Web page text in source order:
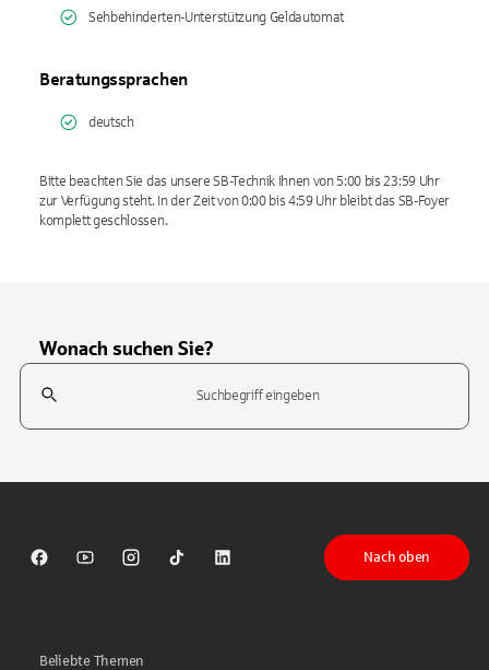
Sehbehinderten-Unterstützung Geldautomat
Beratungssprachen
deutsch
Bitte beachten Sie das unsere SB-Technik Ihnen von 5:00 bis 23:59 Uhr
zur Verfügung steht. In der Zeit von 0:00 bis 4:59 Uhr bleibt das SB-Foyer
komplett geschlossen.
Wonach suchen Sie?
Suchfeld
Sparkasse auf Facebook
Sparkasse auf Youtube
Sparkasse auf Instagram
Sparkasse auf TikTok
Sparkasse auf LinkedIn
Nach oben
Beliebte Themen